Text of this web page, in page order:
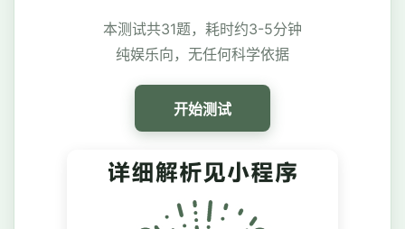
本测试共31题，耗时约3-5分钟
纯娱乐向，无任何科学依据
开始测试